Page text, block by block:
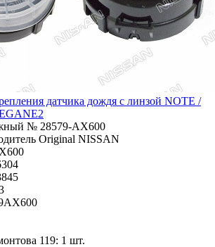
датчика дождя с линзой NOTE /
№ 28579-AX600
Original NISSAN
119: 1 шт.